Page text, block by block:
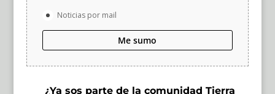
Noticias por mail
Me sumo
¿Ya sos parte de la comunidad Tierra